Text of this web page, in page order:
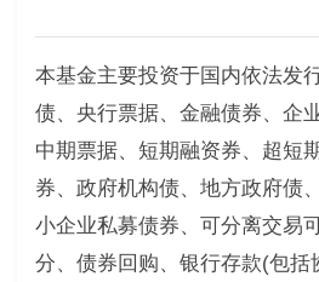
本基金主要投资于国内依法发
债、央行票据、金融债券、企
中期票据、短期融资券、超短
券、政府机构债、地方政府债
小企业私募债券、可分离交易
分、债券回购、银行存款(包括